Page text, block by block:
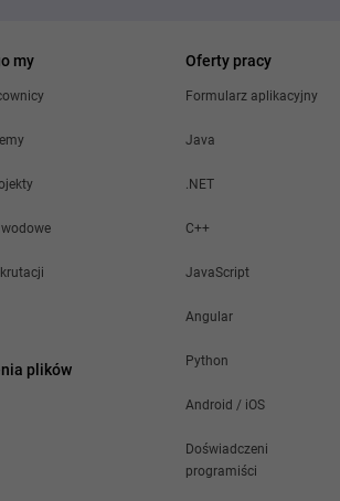
my
plików
Oferty pracy
Formularz aplikacyjny
Java
.NET
C++
JavaScript
Angular
Python
Android / iOS
Doświadczeni
programiści